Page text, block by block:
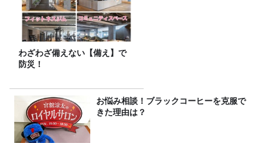
わざわざ備えない【備え】で
防災！
お悩み相談！ブラックコーヒーを克服で
きた理由は？